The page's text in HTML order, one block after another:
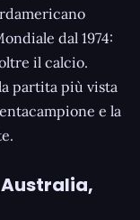
dal 1974:
il calcio.
partita più vista
e la
Australia,